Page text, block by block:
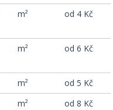
m² od 4 Kč
m² od 6 Kč
m²
od 5 Kč
m²
od 8 Kč